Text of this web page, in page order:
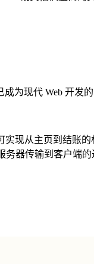
为现代 Web 开发
实现从主页到结账的
务器传输到客户端的